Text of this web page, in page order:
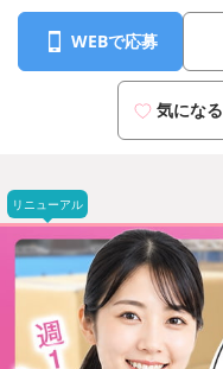
WEBで応募
気になる
リニューアル